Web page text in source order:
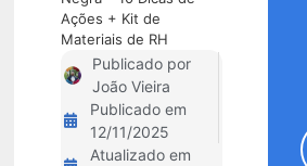
Ações + Kit de
Materiais de RH
Publicado por
João Vieira
Publicado em
12/11/2025
Atualizado em